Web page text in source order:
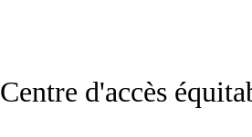
Centre d'accès